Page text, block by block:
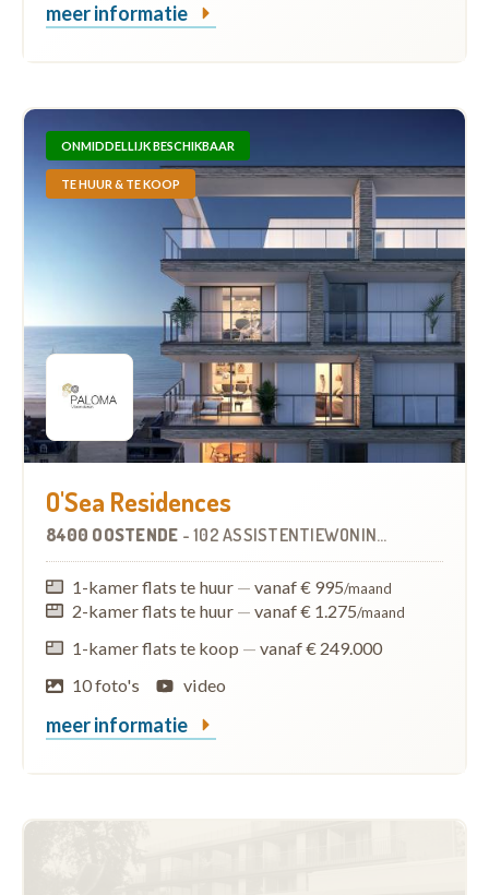
meer informatie
ONMIDDELLIJK BESCHIKBAAR
TE HUUR & TE KOOP
O'Sea Residences
8400 OOSTENDE - 102 ASSISTENTIEWONINGEN
1-kamer flats te huur — vanaf € 995/maand
2-kamer flats te huur — vanaf € 1.275/maand
1-kamer flats te koop — vanaf € 249.000
10 foto's
video
meer informatie